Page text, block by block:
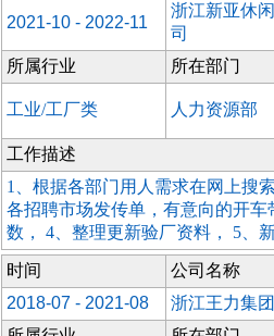
2021-10 - 2022-11
浙江新亚休
司
所属行业 所在部门
工业/工厂类 人力资源部
工作描述
1、根据各部门用人需求在网上搜
各招聘市场发传单，有意向的开
数， 4、整理更新验厂资料， 5、
时间 公司名称
2018-07 - 2021-08
浙江王力集